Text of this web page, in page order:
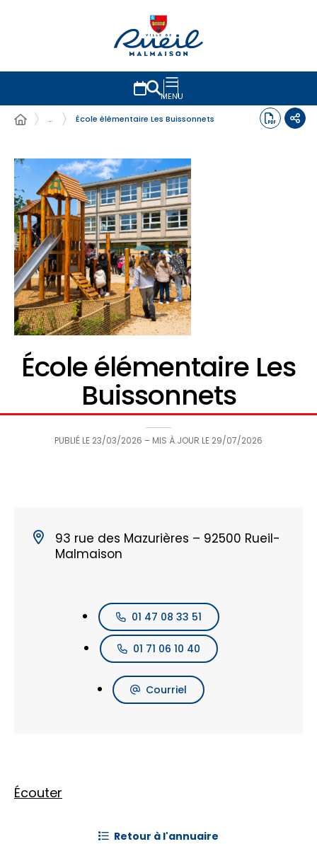
MENU
…
École élémentaire Les Buissonnets
École élémentaire Les
Buissonnets
PUBLIÉ LE 23/03/2026 – MIS À JOUR LE 29/07/2026
93 rue des Mazurières – 92500 Rueil-
Malmaison
01 47 08 33 51
01 71 06 10 40
Courriel
Écouter
retour à l'annuaire